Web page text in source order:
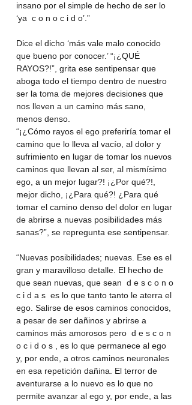
insano por el simple de hecho de ser lo
‘ya  c o n o c i d o’.”
Dice el dicho ‘más vale malo conocido
que bueno por conocer.’ “¡¿QUÉ
RAYOS?!”, grita ese sentipensar que
aboga todo el tiempo dentro de nuestro
ser la toma de mejores decisiones que
nos lleven a un camino más sano,
menos denso.
“¡¿Cómo rayos el ego preferiría tomar el
camino que lo lleva al vacío, al dolor y
sufrimiento en lugar de tomar los nuevos
caminos que llevan al ser, al mismísimo
ego, a un mejor lugar?! ¡¿Por qué?!,
mejor dicho, ¡¿Para qué?! ¿Para qué
tomar el camino denso del dolor en lugar
de abrirse a nuevas posibilidades más
sanas?”, se repregunta ese sentipensar.
“Nuevas posibilidades; nuevas. Ese es el
gran y maravilloso detalle. El hecho de
que sean nuevas, que sean  d e s c o n o
c i d a s  es lo que tanto tanto le aterra el
ego. Salirse de esos caminos conocidos,
a pesar de ser dañinos y abrirse a
caminos más amorosos pero  d e s c o n
o c i d o s , es lo que permanece al ego
y, por ende, a otros caminos neuronales
en esa repetición dañina. El terror de
aventurarse a lo nuevo es lo que no
permite avanzar al ego y, por ende, a las